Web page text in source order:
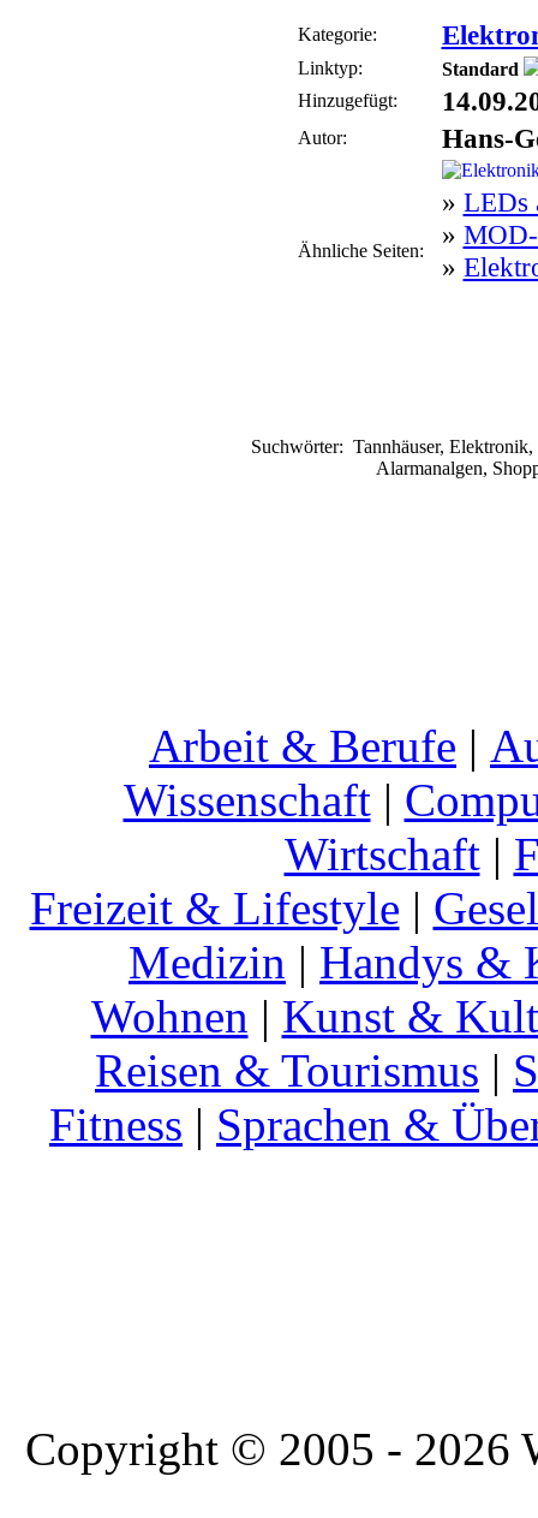
Kategorie:
Linktyp:
Standard
Hinzugefügt:
Autor: Hans-
Ähnliche Seiten:
» LEDs
»
»
Suchwörter: Tannhäuser,
Alarmanalgen,
Arbeit & Berufe |
Wissenschaft|
Wirtschaft|
Freizeit & Lifestyle |
Medizin | Handys &
Wohnen | Kunst &
Reisen & Tourismus |
Fitness | Sprachen &
Copyright © 2005 - 2026